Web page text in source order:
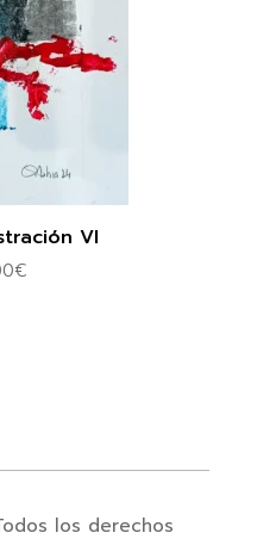
VI
€
los derechos